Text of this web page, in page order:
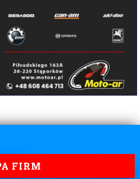
FIRM